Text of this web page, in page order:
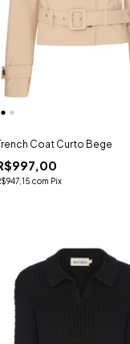
Coat Curto Bege
com Pix